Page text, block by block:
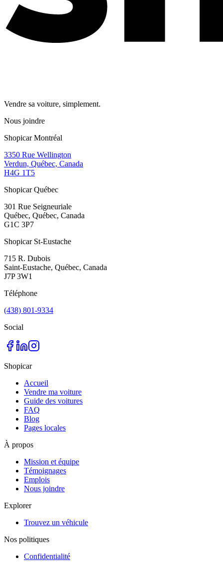
Vendre sa voiture, simplement.
Nous joindre
Shopicar Montréal
3350 Rue Wellington
Verdun, Québec, Canada
H4G 1T5
Shopicar Québec
301 Rue Seigneuriale
Québec, Québec, Canada
G1C 3P7
Shopicar St-Eustache
715 R. Dubois
Saint-Eustache, Québec, Canada
J7P 3W1
Téléphone
(438) 801-9334
Social
Shopicar
Accueil
Vendre ma voiture
Guide des voitures
FAQ
Blog
Pages locales
À propos
Mission et équipe
Témoignages
Emplois
Nous joindre
Explorer
Trouvez un véhicule
Nos politiques
Confidentialité